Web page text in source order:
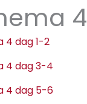
4
4 dag 1-2
4 dag 3-4
4 dag 5-6